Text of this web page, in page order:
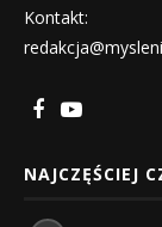
Kontakt:
NAJCZĘŚCIEJ